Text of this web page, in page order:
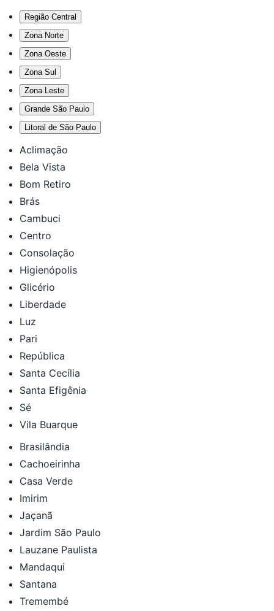
Região Central
Zona Norte
Zona Oeste
Zona Sul
Zona Leste
Grande São Paulo
Litoral de São Paulo
Aclimação
Bela Vista
Bom Retiro
Brás
Cambuci
Centro
Consolação
Higienópolis
Glicério
Liberdade
Luz
Pari
República
Santa Cecília
Santa Efigênia
Sé
Vila Buarque
Brasilândia
Cachoeirinha
Casa Verde
Imirim
Jaçanã
Jardim São Paulo
Lauzane Paulista
Mandaqui
Santana
Tremembé